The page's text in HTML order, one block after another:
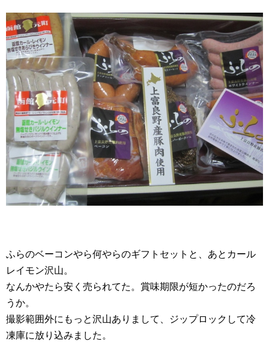
ふらのベーコンやら何やらのギフトセットと、あとカール
レイモン沢山。
なんかやたら安く売られてた。賞味期限が短かったのだろ
うか。
撮影範囲外にもっと沢山ありまして、ジップロックして冷
凍庫に放り込みました。